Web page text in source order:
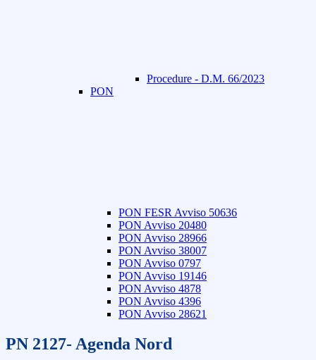
Procedure - D.M. 66/2023
PON
PON FESR Avviso 50636
PON Avviso 20480
PON Avviso 28966
PON Avviso 38007
PON Avviso 0797
PON Avviso 19146
PON Avviso 4878
PON Avviso 4396
PON Avviso 28621
PN 2127- Agenda Nord